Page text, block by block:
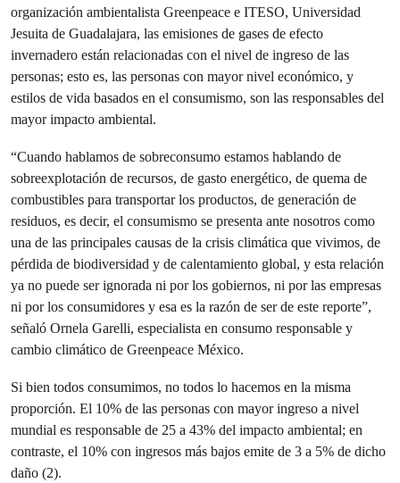
organización ambientalista Greenpeace e ITESO, Universidad
Jesuita de Guadalajara, las emisiones de gases de efecto
invernadero están relacionadas con el nivel de ingreso de las
personas; esto es, las personas con mayor nivel económico, y
estilos de vida basados en el consumismo, son las responsables del
mayor impacto ambiental.
“Cuando hablamos de sobreconsumo estamos hablando de
sobreexplotación de recursos, de gasto energético, de quema de
combustibles para transportar los productos, de generación de
residuos, es decir, el consumismo se presenta ante nosotros como
una de las principales causas de la crisis climática que vivimos, de
pérdida de biodiversidad y de calentamiento global, y esta relación
ya no puede ser ignorada ni por los gobiernos, ni por las empresas
ni por los consumidores y esa es la razón de ser de este reporte”,
señaló Ornela Garelli, especialista en consumo responsable y
cambio climático de Greenpeace México.
Si bien todos consumimos, no todos lo hacemos en la misma
proporción. El 10% de las personas con mayor ingreso a nivel
mundial es responsable de 25 a 43% del impacto ambiental; en
contraste, el 10% con ingresos más bajos emite de 3 a 5% de dicho
daño (2).